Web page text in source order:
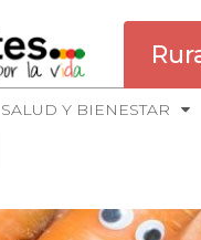
SALUD Y BIENESTAR